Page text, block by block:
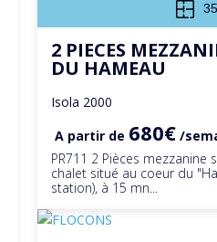
2 PIECES
DU HAMEAU
Isola 2000
A partir de 680€ /
PR711 2 Pièces
chalet situé au coeur du
station), à 15 mn...